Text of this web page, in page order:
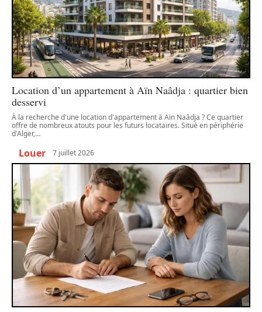
Location d’un appartement à Aïn Naâdja : quartier bien
desservi
À la recherche d'une location d'appartement à Aïn Naâdja ? Ce quartier
offre de nombreux atouts pour les futurs locataires. Situé en périphérie
d'Alger,…
Louer 7 juillet 2026